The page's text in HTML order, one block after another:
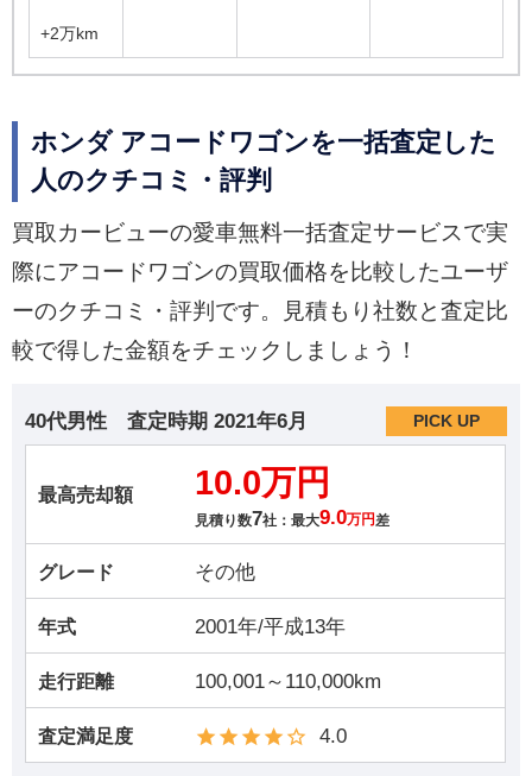
+2万km
ホンダ アコードワゴンを一括査定した
人のクチコミ・評判
買取カービューの愛車無料一括査定サービスで実
際にアコードワゴンの買取価格を比較したユーザ
ーのクチコミ・評判です。見積もり社数と査定比
較で得した金額をチェックしましょう！
40代男性 査定時期 2021年6月 PICK UP
最高売却額 10.0万円
見積り数7社：最大9.0万円 差
グレード その他
年式 2001年/平成13年
走行距離 100,001～110,000km
査定満足度 4.0